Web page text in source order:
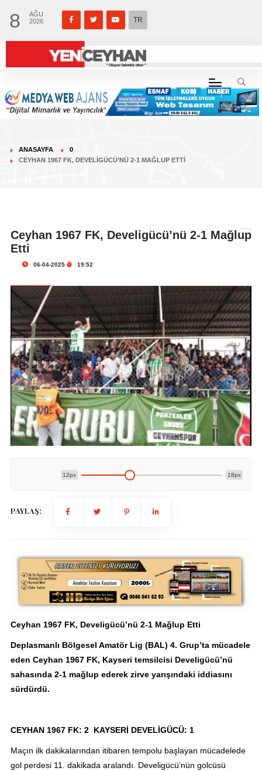
8
AĞU
2026
TR
ANASAYFA
0
CEYHAN 1967 FK, DEVELIGÜCÜ’NÜ 2-1 MAĞLUP ETTI
Ceyhan 1967 FK, Develigücü’nü 2-1 Mağlup
Etti
06-04-2025 19:52
12px 18px
PAYLAŞ:
Ceyhan 1967 FK, Develigücü’nü 2-1 Mağlup Etti
Deplasmanlı Bölgesel Amatör Lig (BAL) 4. Grup’ta mücadele
eden Ceyhan 1967 FK, Kayseri temsilcisi Develigücü’nü
sahasında 2-1 mağlup ederek zirve yarışındaki iddiasını
sürdürdü.
CEYHAN 1967 FK: 2 KAYSERİ DEVELİGÜCÜ: 1
Maçın ilk dakikalarından itibaren tempolu başlayan mücadelede
gol perdesi 11. dakikada aralandı. Develigücü’nün golcüsü